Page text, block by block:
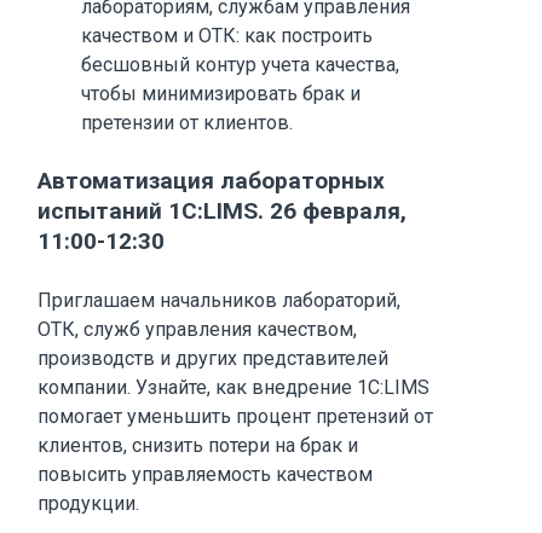
лабораториям, службам управления
качеством и ОТК: как построить
бесшовный контур учета качества,
чтобы минимизировать брак и
претензии от клиентов.
Автоматизация лабораторных
испытаний 1С:LIMS. 26 февраля,
11:00-12:30
Приглашаем начальников лабораторий,
ОТК, служб управления качеством,
производств и других представителей
компании. Узнайте, как внедрение 1С:LIMS
помогает уменьшить процент претензий от
клиентов, снизить потери на брак и
повысить управляемость качеством
продукции.